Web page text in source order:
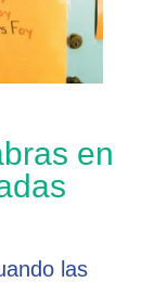
en
las